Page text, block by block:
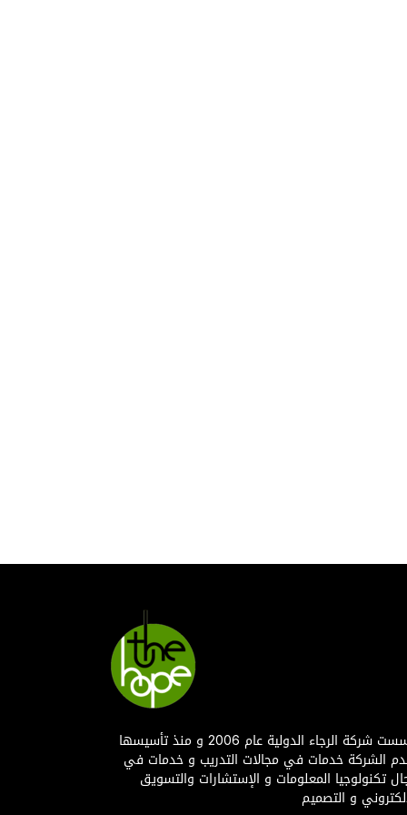
احترافية
تأسست شركة الرجاء الدولية عام 2006 و منذ تأسيسها
الشركة خدمات في مجالات التدريب و خدمات في
تكنولوجيا المعلومات و الإستشارات والتسويق
و التصميم